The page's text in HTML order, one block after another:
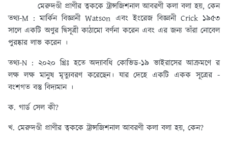
মেরুদণ্ডী প্রাণীর ত্বককে ট্রান্সজিশনাল আবরণী কলা বলা হয়, কেন
তথ্য-M : মার্কিন বিজ্ঞানী Watson এবং ইংরেজ বিজ্ঞানী Crick ১৯৫৩
সালে একটি অণুর দ্বিসূত্রী কাঠামো বর্ণনা করেন এবং এর জন্য তাঁরা নোবেল
পুরষ্কার লাভ করেন ।
তথ্য-N : ২০২০ খ্রিঃ হতে অদ্যাবধি কোভিড-১৯ ভাইরাসের আক্রমণে র
লক্ষ লক্ষ মানুষ মৃত্যুবরণ করেছেন। যার দেহে একটি একক সূত্রের -
বংশগত বস্তু বিদ্যমান ।
ক. গার্ড সেল কী?
খ. মেরুদণ্ডী প্রাণীর ত্বককে ট্রান্সজিশনাল আবরণী কলা বলা হয়, কেন?